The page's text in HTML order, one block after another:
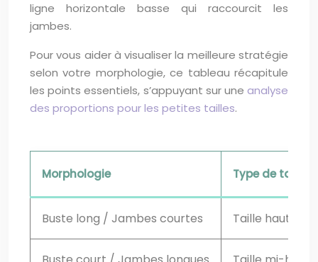
ligne horizontale basse qui raccourcit les
jambes.
Pour vous aider à visualiser la meilleure stratégie
selon votre morphologie, ce tableau récapitule
les points essentiels, s’appuyant sur une analyse
des proportions pour les petites tailles.
Morphologie Type de taille
Buste long / Jambes courtes Taille haute